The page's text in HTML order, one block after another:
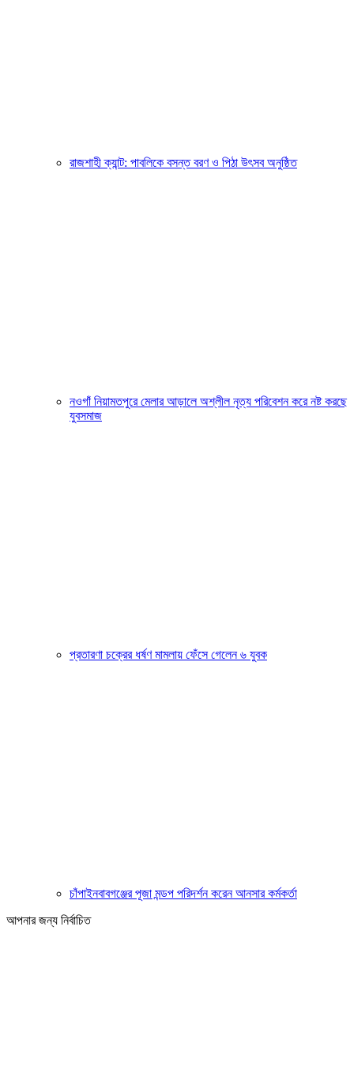
রাজশাহী ক্যান্ট: পাবলিকে বসন্ত বরণ ও পিঠা উৎসব অনুষ্ঠিত
নওগাঁ নিয়ামতপুরে মেলার আড়ালে অশ্লীল নৃত্য পরিবেশন করে নষ্ট করছে
যুবসমাজ
প্রতারণা চক্রের ধর্ষণ মামলায় ফেঁসে গেলেন ৬ যুবক
চাঁপাইনবাবগঞ্জের পূজা মন্ডপ পরিদর্শন করেন আনসার কর্মকর্তা
আপনার জন্য নির্বাচিত